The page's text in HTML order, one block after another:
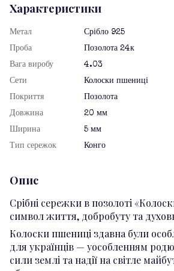
Характеристики
Метал
Срібло 925
Проба
Позолота 24к
Вага виробу
4.03
Сети
Колоски пшениці
Покриття
Позолота
Довжина
20 мм
Ширина
5 мм
Тип сережок
Конго
Опис
Срібні сережки в позолоті
символ життя, добробуту та
Колоски пшениці здавна були
для українців — уособленням
сили землі та надії на світле